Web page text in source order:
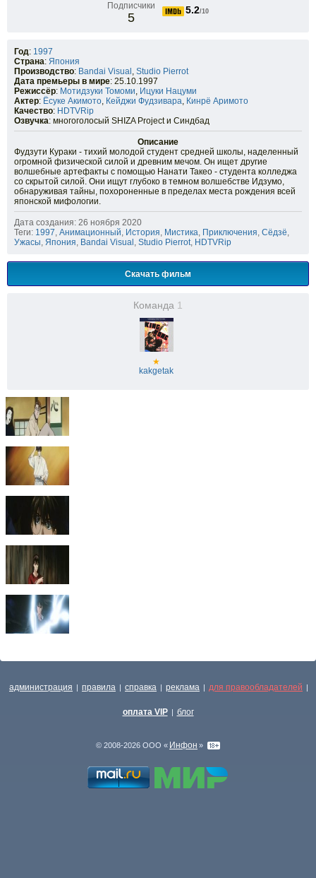
Подписчики
5
5.2/10
Год: 1997
Страна: Япония
Производство: Bandai Visual , Studio Pierrot
Дата премьеры в мире: 25.10.1997
Режиссёр: Мотидзуки Томоми, Ицуки Нацуми
Актер: Ёсуке Акимото, Кейджи Фудзивара, Кинрё Аримото
Качество: HDTVRip
Озвучка: многоголосый SHIZA Project и Синдбад
Описание
Фудзути Кураки - тихий молодой студент средней школы, наделенный
огромной физической силой и древним мечом. Он ищет другие
волшебные артефакты с помощью Нанати Такео - студента колледжа
со скрытой силой. Они ищут глубоко в темном волшебстве Идзумо,
обнаруживая тайны, похороненные в пределах места рождения всей
японской мифологии.
Дата создания: 26 ноября 2020
Теги: 1997, Анимационный, История, Мистика, Приключения, Сёдзё,
Ужасы, Япония, Bandai Visual , Studio Pierrot, HDTVRip
Скачать фильм
Команда 1
★
kakgetak
администрация | правила | справка | реклама | для правообладателей |
оплата VIP | блог
© 2008-2026 ООО « Инфон »